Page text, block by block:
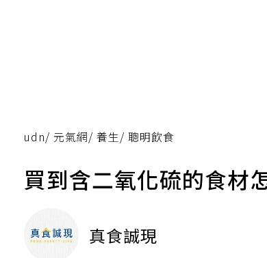
udn/ 元氣網/ 養生/ 聰明飲食
買到含二氧化硫的食材
真食誠現